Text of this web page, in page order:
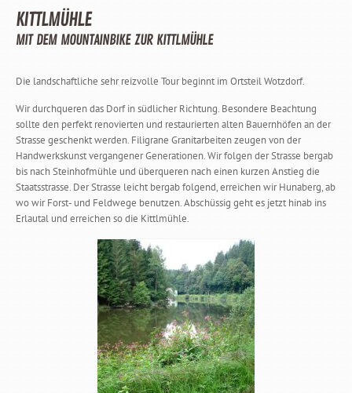
KITTLMÜHLE
MIT DEM MOUNTAINBIKE ZUR KITTLMÜHLE
Die landschaftliche sehr reizvolle Tour beginnt im Ortsteil Wotzdorf.
Wir durchqueren das Dorf in südlicher Richtung. Besondere Beachtung
sollte den perfekt renovierten und restaurierten alten Bauernhöfen an der
Strasse geschenkt werden. Filigrane Granitarbeiten zeugen von der
Handwerkskunst vergangener Generationen. Wir folgen der Strasse bergab
bis nach Steinhofmühle und überqueren nach einen kurzen Anstieg die
Staatsstrasse. Der Strasse leicht bergab folgend, erreichen wir Hunaberg, ab
wo wir Forst- und Feldwege benutzen. Abschüssig geht es jetzt hinab ins
Erlautal und erreichen so die Kittlmühle.